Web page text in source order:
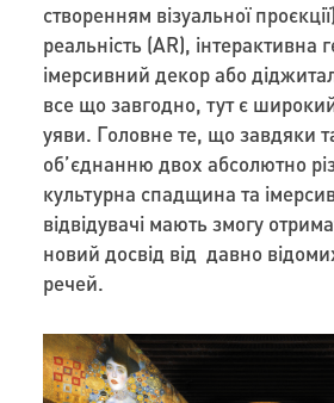
створенням візуальної
реальність (AR), інтерактивна
імерсивний декор або
все що завгодно, тут є
уяви. Головне те, що завдяки
об’єднанню двох абсолютно
культурна спадщина та
відвідувачі мають змогу
новий досвід від давно
речей.